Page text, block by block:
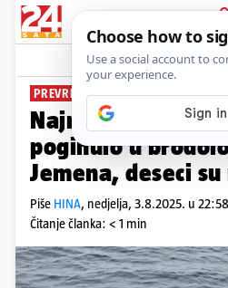
News
PREVRNUO SE BROD
Najmanje 54
poginulo u
Jemena, deseci
Piše HINA, nedjelja, 3.8.2025. u 22:58
Čitanje članka: < 1 min